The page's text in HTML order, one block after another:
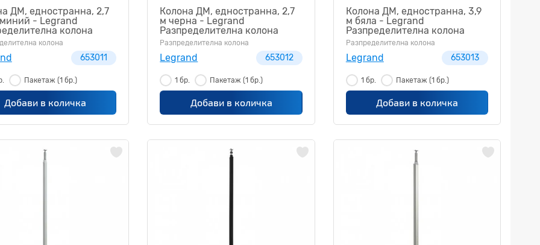
ДМ, едностранна, 2,7
- Legrand
колона
колона
653011
Пакетаж (1 бр.)
Добави в количка
Колона ДМ, едностранна, 2,7
м черна - Legrand
Разпределителна колона
653012
Разпределителна колона
Legrand 653012
1 бр. Пакетаж(1 бр.)
Добави в количка
Колона ДМ, едностранна, 3,9
м бяла - Legrand
Разпределителна колона
653013
Разпределителна колона
Legrand 653013
1 бр. Пакетаж (1 бр.)
Добави в количка